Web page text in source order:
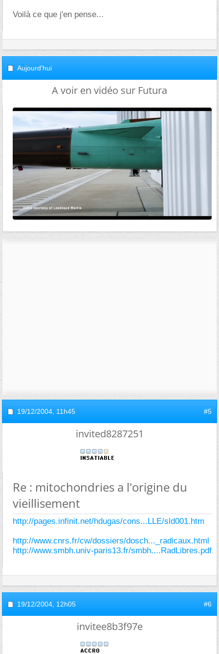
Voilà ce que j'en pense...
Aujourd'hui
A voir en vidéo sur Futura
19/12/2004, 11h45 #5
invited8287251
Re : mitochondries a l'origine du
vieillisement
http://pages.infinit.net/hdugas/cons...LLE/sld001.htm
http://www.cnrs.fr/cw/dossiers/dosch..._radicaux.html
http://www.smbh.univ-paris13.fr/smbh....RadLibres.pdf
19/12/2004, 12h05 #6
invitee8b3f97e